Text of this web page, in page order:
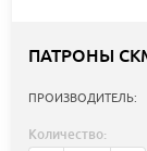
ПАТРОНЫ
ПРОИЗВОДИТЕЛЬ:
Количество: